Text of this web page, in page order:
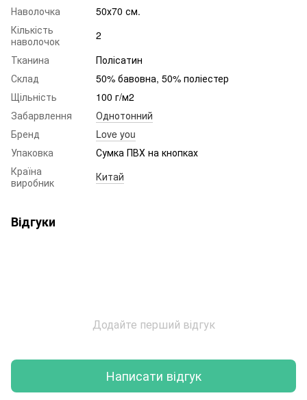
Наволочка
50х70 см.
Кількість
наволочок
2
Тканина
Полісатин
Склад
50% бавовна, 50% поліестер
Щільність
100 г/м2
Забарвлення
Однотонний
Бренд
Love you
Упаковка
Сумка ПВХ на кнопках
Країна
виробник
Китай
Відгуки
Додайте перший відгук
Написати відгук